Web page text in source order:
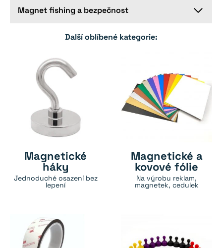
Magnet fishing a bezpečnost
Další oblíbené kategorie:
Magnetické
háky
Jednoduché osazení bez
lepení
Magnetické a
kovové fólie
Na výrobu reklam,
magnetek, cedulek